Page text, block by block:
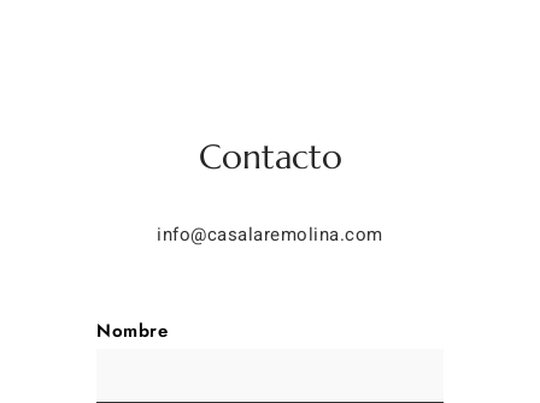
Contacto
info@casalaremolina.com
Nombre